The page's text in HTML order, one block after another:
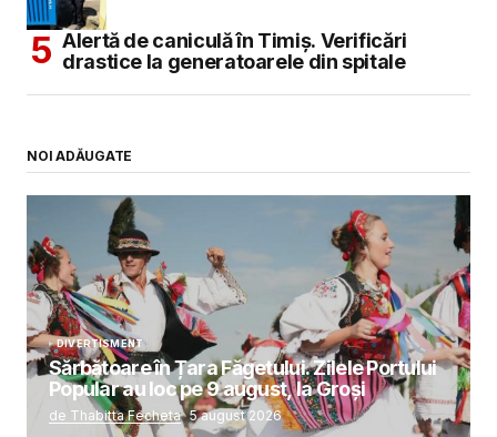
Alertă de caniculă în Timiș. Verificări
drastice la generatoarele din spitale
NOI ADĂUGATE
DIVERTISMENT
Sărbătoare în Țara Făgetului. Zilele Portului
Popular au loc pe 9 august, la Groși
de Thabitta Fecheta 5 august 2026